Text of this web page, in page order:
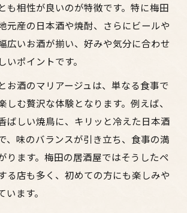
つける焼鳥とお酒の人気居酒屋
料理居酒屋が集まる注目エリア
う焼鳥を大阪の名店で堪能
酒を満喫する梅田流の楽しみ方
料理とお酒を味わうコツと工夫
酒屋で焼鳥を最大限楽しむ方法
料理で充実する梅田の夜の過ごし
も相性が良いのが特徴です。特に梅田
元産の日本酒や焼酎、さらにビールや
広いお酒が揃い、好みや気分に合わせ
いポイントです。
お酒のマリアージュは、単なる食事で
しむ贅沢な体験となります。例えば、
ばしい焼鳥に、キリッと冷えた日本酒
、味のバランスが引き立ち、食事の満
ります。梅田の居酒屋ではそうしたペ
る店も多く、初めての方にも楽しみや
ます。